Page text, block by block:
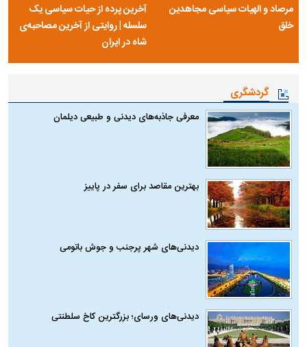
مرصاد و الهیات سیاسی مجاهدین
خلق
آخرین پرده از حیات سیاسی یک
سلسله | روایتی از آخرین مصاحبه‌ی
شاه در ایران
گردشگری
معرفی جاذبه‌های دیدنی و طبیعی دیلمان
بهترین مقاصد برای سفر در پاییز
دیدنی‌های شهر پرجنب و جوش باتومی
دیدنی‌های ورسای؛ بزرگترین کاخ سلطنتی